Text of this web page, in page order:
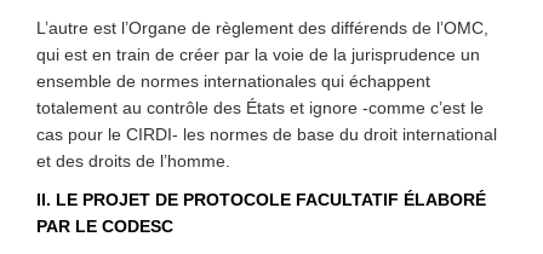
L’autre est l’Organe de règlement des différends de l’OMC,
qui est en train de créer par la voie de la jurisprudence un
ensemble de normes internationales qui échappent
totalement au contrôle des États et ignore -comme c’est le
cas pour le CIRDI- les normes de base du droit international
et des droits de l’homme.
II. LE PROJET DE PROTOCOLE FACULTATIF ÉLABORÉ
PAR LE CODESC